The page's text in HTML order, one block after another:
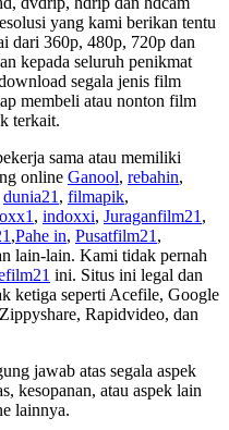
yang kami berikan tentu
dari 360p, 480p, 720p dan
kepada seluruh penikmat
segala jenis film
membeli atau nonton film
terkait.
sama atau memiliki
online Ganool, rebahin,
dunia21 , filmapik,
, indoxxi, Juraganfilm21 ,
,Pahe in, Pusatfilm21 ,
lain-lain. Kami tidak pernah
ini. Situs ini legal dan
ketiga seperti Acefile, Google
Rapidvideo, dan
jawab atas segala aspek
kesopanan, atau aspek lain
lainnya.